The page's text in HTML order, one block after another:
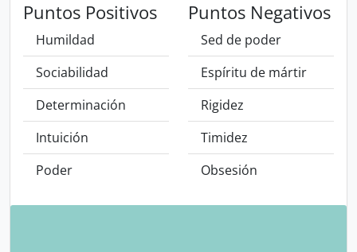
Puntos Positivos
Humildad
Sociabilidad
Determinación
Intuición
Poder
Puntos Negativos
Sed de poder
Espíritu de mártir
Rigidez
Timidez
Obsesión